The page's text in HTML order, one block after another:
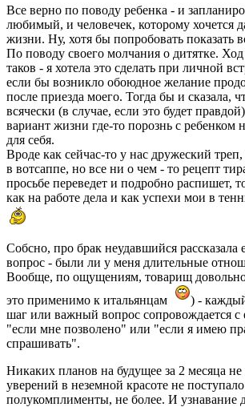
Все верно по поводу ребенка - и
любимый, и человечек, которому хочется
жизни. Ну, хотя бы попробовать показать
По поводу своего молчания о дитятке.
таков - я хотела это сделать при личной
если бы возникло обоюдное желание
после приезда моего. Тогда бы и сказала,
всячески (в случае, если это будет
вариант жизни где-то порознь с ребенком
для себя.
Вроде как сейчас-то у нас дружеский
в вотсаппе, но все ни о чем - то рецепт
просьбе переведет и подробно распишет,
как на работе дела и как успехи мои в
Собсно, про брак неудавшийся рассказала
вопрос - были ли у меня длительные
Вообще, по ощущениям, товарищ
это применимо к итальянцам
) -
шаг или важный вопрос сопровождается с
"если мне позволено" или "если я имею
спрашивать".
Никаких планов на будущее за 2 месяца не
уверений в неземной красоте не
полукомплименты, не более. И узнавание